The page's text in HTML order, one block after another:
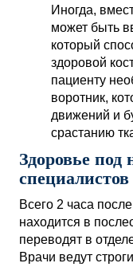
Иногда,
может быть
который
здоровой
пациенту
воротник,
движений и
срастанию
Здоровье
специалистов
Всего 2 часа
находится в
переводят в
Врачи ведут